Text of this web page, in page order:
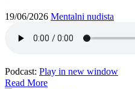
19/06/2026 Mentalni nudista
Podcast: Play in new window
Read More